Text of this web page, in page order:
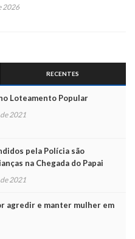
2026
RECENTES
Loteamento Popular
2021
pela Polícia são
na Chegada do Papai
2021
agredir e manter mulher em